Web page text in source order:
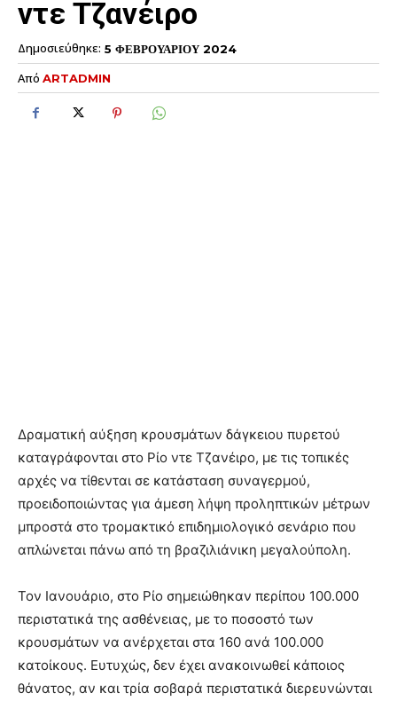
ντε Τζανέιρο
Δημοσιεύθηκε: 5 ΦΕΒΡΟΥΑΡΙΟΥ 2024
Από ARTADMIN
Δραματική αύξηση κρουσμάτων δάγκειου πυρετού
καταγράφονται στο Ρίο ντε Τζανέιρο, με τις τοπικές
αρχές να τίθενται σε κατάσταση συναγερμού,
προειδοποιώντας για άμεση λήψη προληπτικών μέτρων
μπροστά στο τρομακτικό επιδημιολογικό σενάριο που
απλώνεται πάνω από τη βραζιλιάνικη μεγαλούπολη.
Τον Ιανουάριο, στο Ρίο σημειώθηκαν περίπου 100.000
περιστατικά της ασθένειας, με το ποσοστό των
κρουσμάτων να ανέρχεται στα 160 ανά 100.000
κατοίκους. Ευτυχώς, δεν έχει ανακοινωθεί κάποιος
θάνατος, αν και τρία σοβαρά περιστατικά διερευνώνται